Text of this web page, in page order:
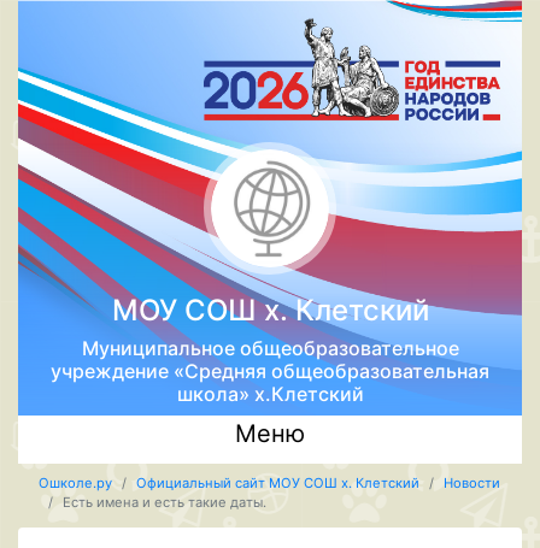
МОУ СОШ х. Клетский
Муниципальное общеобразовательное
учреждение «Средняя общеобразовательная
школа» х.Клетский
Меню
Ошколе.ру Официальный сайт МОУ СОШ х. Клетский
Новости
Есть имена и есть такие даты.